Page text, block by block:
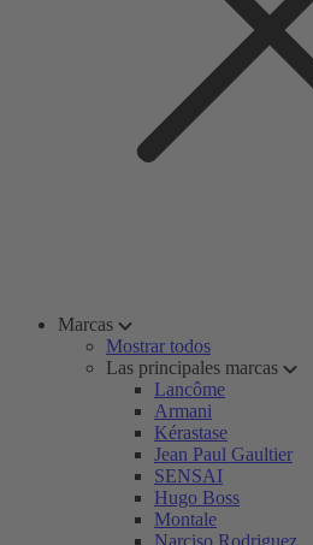
Marcas
Mostrar todos
Las principales marcas
Lancôme
Armani
Kérastase
Jean Paul Gaultier
SENSAI
Hugo Boss
Montale
Narciso Rodriguez